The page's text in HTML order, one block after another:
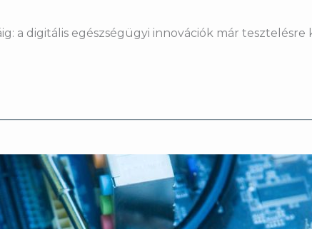
a digitális egészségügyi innovációk már